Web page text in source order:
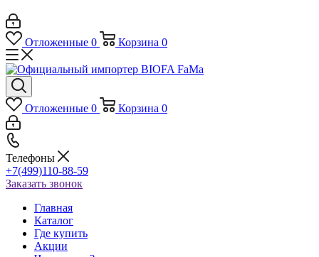
Отложенные 0 Корзина 0
Отложенные 0 Корзина 0
Телефоны
+7(499)110-88-59
Заказать звонок
Главная
Каталог
Где купить
Акции